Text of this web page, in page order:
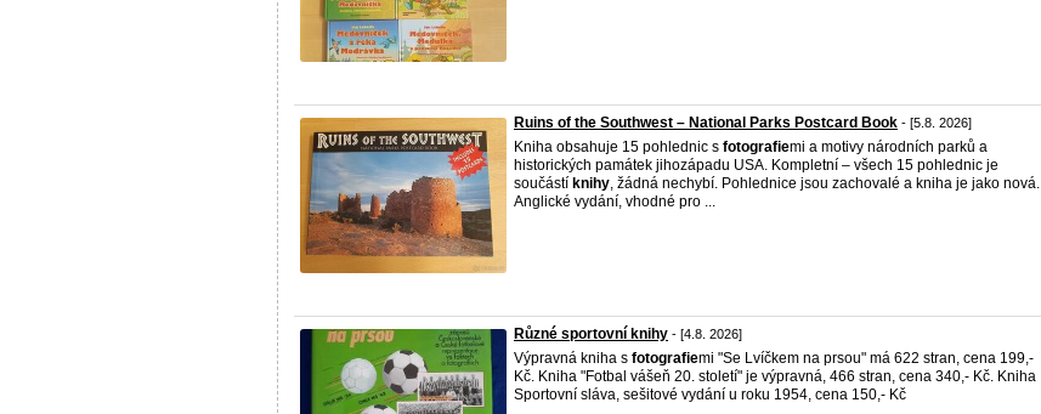
Ruins of the Southwest – National Parks Postcard Book - [5.8. 2026]
Kniha obsahuje 15 pohlednic s fotografiemi a motivy národních parků a
historických památek jihozápadu USA. Kompletní – všech 15 pohlednic je
součástí knihy, žádná nechybí. Pohlednice jsou zachovalé a kniha je jako nová.
Anglické vydání, vhodné pro ...
Různé sportovní knihy - [4.8. 2026]
Výpravná kniha s fotografiemi "Se Lvíčkem na prsou" má 622 stran, cena 199,-
Kč. Kniha "Fotbal vášeň 20. století" je výpravná, 466 stran, cena 340,- Kč. Kniha
Sportovní sláva, sešitové vydání u roku 1954, cena 150,- Kč